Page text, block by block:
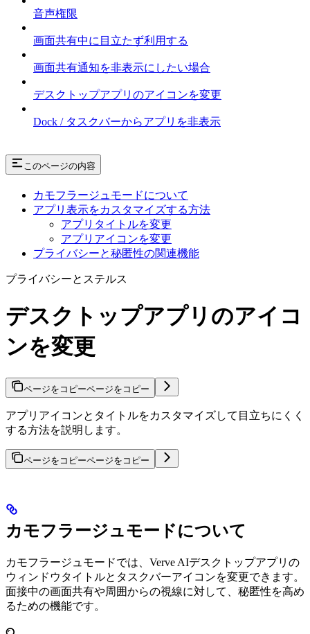
音声権限
画面共有中に目立たず利用する
画面共有通知を非表示にしたい場合
デスクトップアプリのアイコンを変更
Dock / タスクバーからアプリを非表示
このページの内容
カモフラージュモードについて
アプリ表示をカスタマイズする方法
アプリタイトルを変更
アプリアイコンを変更
プライバシーと秘匿性の関連機能
プライバシーとステルス
デスクトップアプリのアイコ
ンを変更
ページをコピーページをコピー
アプリアイコンとタイトルをカスタマイズして目立ちにくく
する方法を説明します。
ページをコピーページをコピー
カモフラージュモードについて
カモフラージュモードでは、Verve AIデスクトップアプリの
ウィンドウタイトルとタスクバーアイコンを変更できます。
面接中の画面共有や周囲からの視線に対して、秘匿性を高め
るための機能です。